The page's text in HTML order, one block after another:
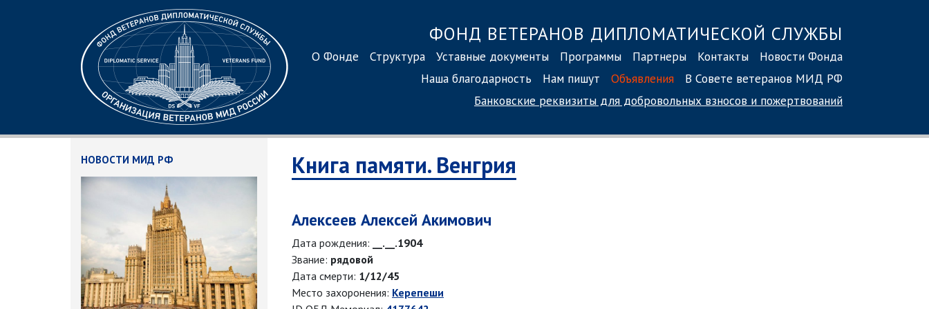
ФОНД ВЕТЕРАНОВ ДИПЛОМАТИЧЕСКОЙ СЛУЖБЫ
О Фонде Структура Уставные документы Программы Партнеры Контакты
Новости Фонда
Наша благодарность
Нам пишут Объявления
В Совете ветеранов МИД РФ
Банковские реквизиты для добровольных взносов и пожертвований
НОВОСТИ МИД РФ Книга памяти. Венгрия
Алексеев Алексей Акимович
Дата рождения:
__.__.1904
Звание: рядовой
Дата смерти: 1/12/45
Место захоронения: Керепеши